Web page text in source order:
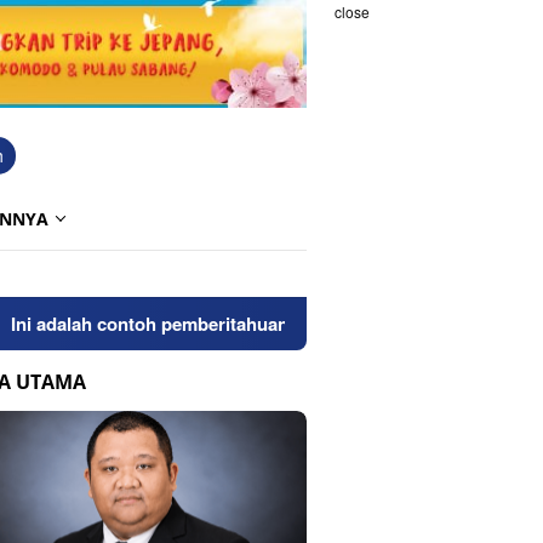
close
contoh pemberitahuan kepada pengunjung anda.
UTAMA